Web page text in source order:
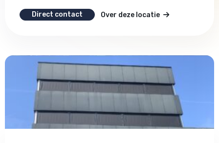
Direct contact Over deze locatie